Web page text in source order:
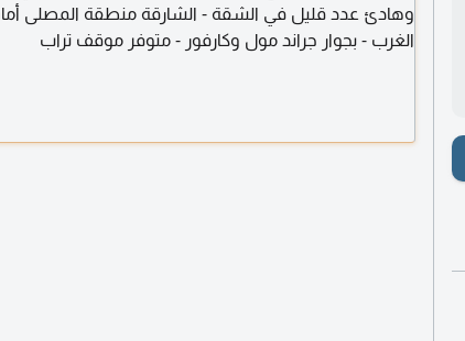
وهادئ عدد قليل في الشقة - الشارقة منطقة المصلى
الغرب - بجوار جراند مول وكارفور - متوفر موقف تراب